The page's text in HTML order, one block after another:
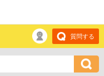
質問する